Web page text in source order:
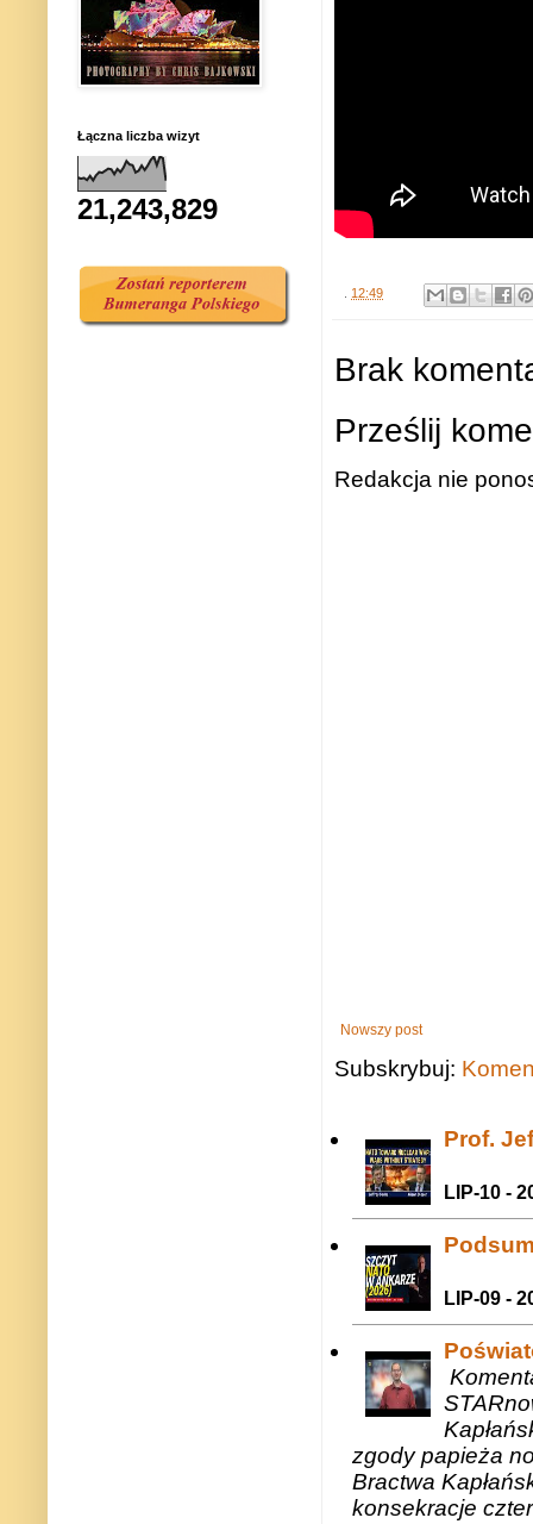
. 12:49
Brak
Prześlij
Redakcja nie
Nowszy post
Subskrybuj:
Prof.
LIP-10 -
LIP-09 -
zgody papieża
Bractwa
konsekracje
Łączna liczba wizyt
21,243,829